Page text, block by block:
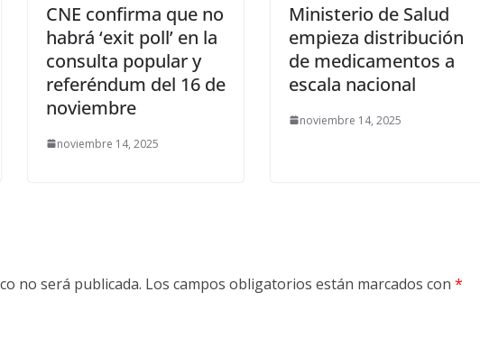
CNE confirma que no
habrá ‘exit poll’ en la
consulta popular y
referéndum del 16 de
noviembre
noviembre 14, 2025
Ministerio de Salud
empieza distribución
de medicamentos a
escala nacional
noviembre 14, 2025
no será publicada. Los campos obligatorios están marcados con *